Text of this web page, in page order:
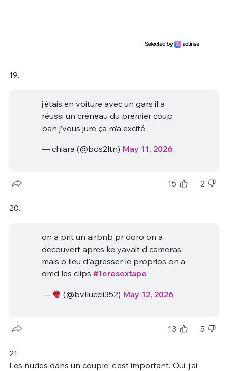
19.
j’étais en voiture avec un gars il a
réussi un créneau du premier coup
bah j’vous jure ça m’a excité
— chiara (@bds2ltn) May 11, 2026
15 2
20.
on a prit un airbnb pr doro on a
decouvert apres ke yavait d cameras
mais o lieu d'agresser le proprios on a
dmd les clips #1eresextape
— (@bvlluccii352) May 12, 2026
13 5
21.
Les nudes dans un couple, c’est important. Oui, j’ai